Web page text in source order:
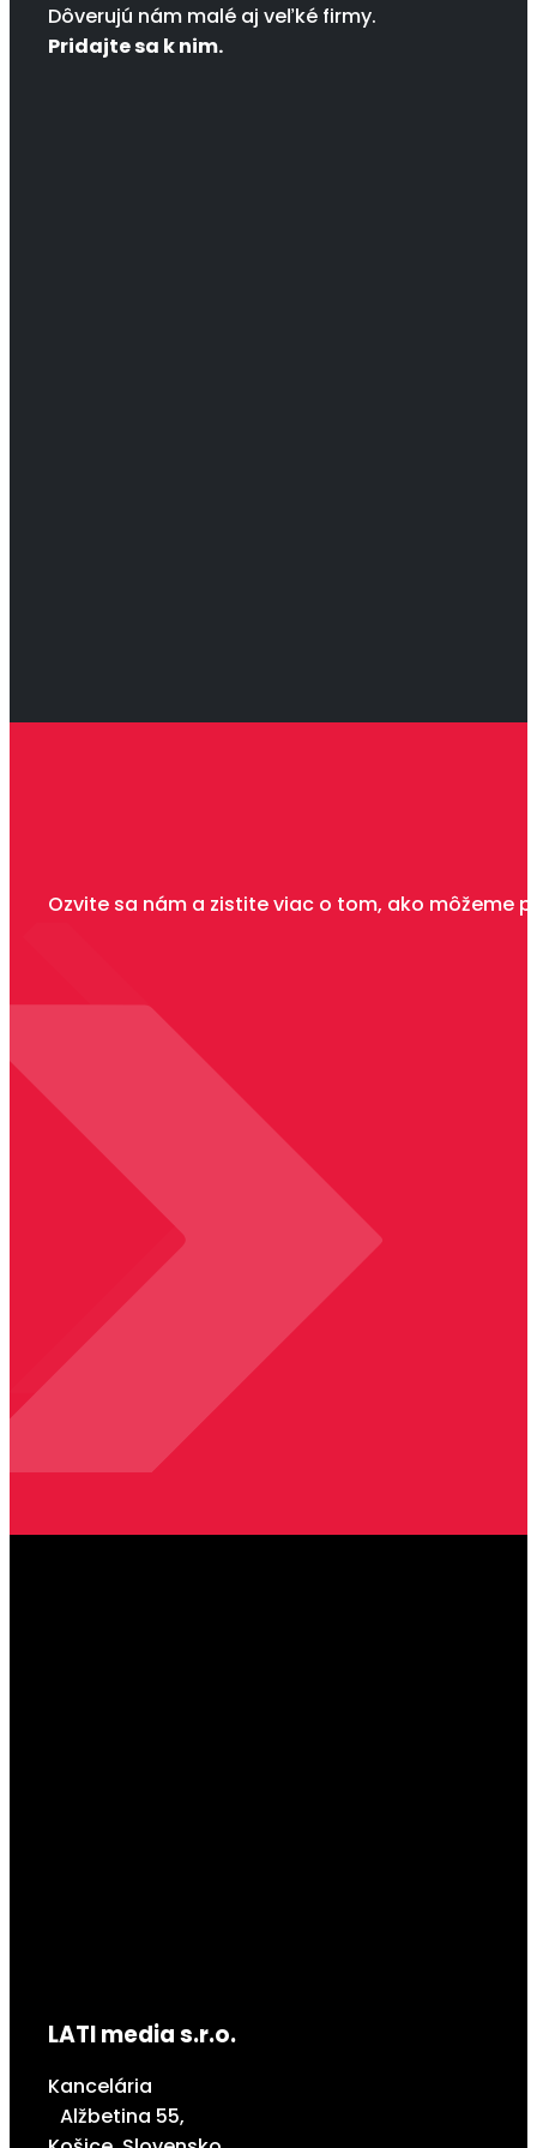
Dôverujú nám malé aj veľké firmy.
Pridajte sa k nim.
Ozvite sa nám a zistite viac o tom, ako môžeme
LATI media s.r.o.
Kancelária
Alžbetina 55,